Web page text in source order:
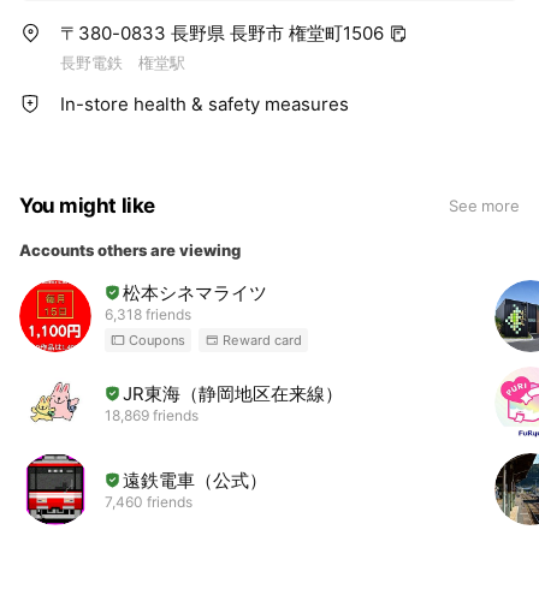
〒380-0833 長野県 長野市 権堂町1506
長野電鉄 権堂駅
In-store health & safety measures
You might like See more
Accounts others are viewing
松本シネマライツ
6,318 friends
Coupons Reward card
JR東海（静岡地区在来線）
18,869 friends
遠鉄電車（公式）
7,460 friends